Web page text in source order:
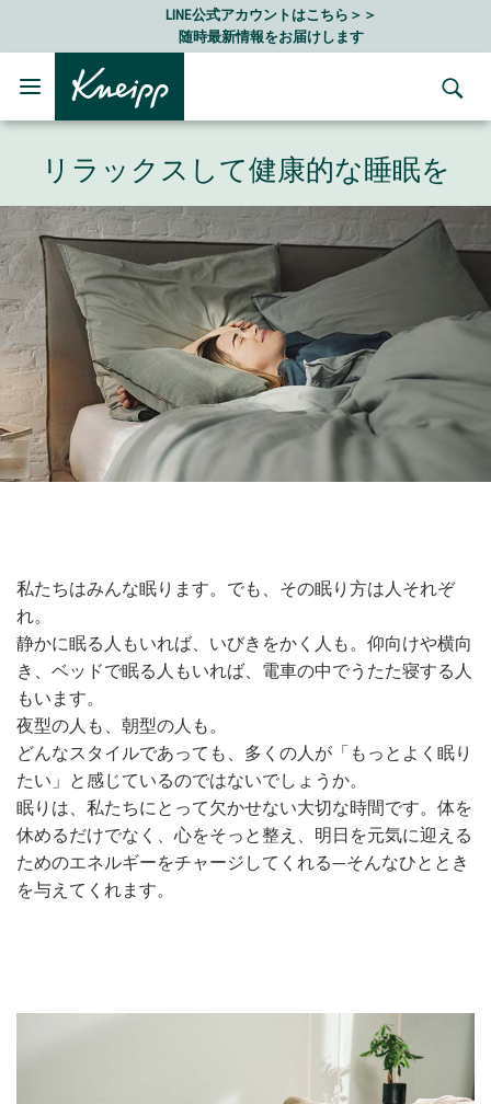
Skip to footer contentLINE公式アカウントはこちら＞＞
随時最新情報をお届けします
リラックスして健康的な睡眠を
私たちはみんな眠ります。でも、その眠り方は人それぞ
れ。
静かに眠る人もいれば、いびきをかく人も。仰向けや横向
き、ベッドで眠る人もいれば、電車の中でうたた寝する人
もいます。
夜型の人も、朝型の人も。
どんなスタイルであっても、多くの人が「もっとよく眠り
たい」と感じているのではないでしょうか。
眠りは、私たちにとって欠かせない大切な時間です。体を
休めるだけでなく、心をそっと整え、明日を元気に迎える
ためのエネルギーをチャージしてくれる—そんなひととき
を与えてくれます。